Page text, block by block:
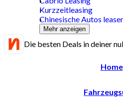
Kurzzeitleasing
Chinesische Autos
Mehr anzeigen
Die besten Deals in deiner
Home